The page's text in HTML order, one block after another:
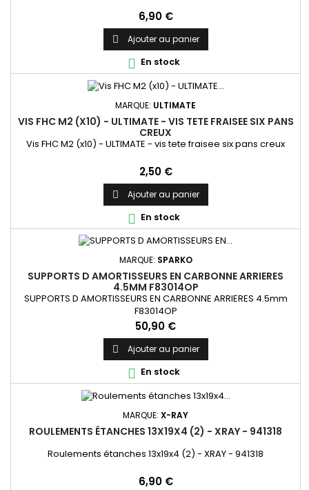
Prix
6,90 €
 Ajouter au panier
 En stock
MARQUE: ULTIMATE
VIS FHC M2 (X10) - ULTIMATE - VIS TETE FRAISEE SIX PANS
CREUX
Vis FHC M2 (x10) - ULTIMATE - vis tete fraisee six pans creux
Prix
2,50 €
 Ajouter au panier
 En stock
MARQUE: SPARKO
SUPPORTS D AMORTISSEURS EN CARBONNE ARRIERES
4.5MM F83014OP
SUPPORTS D AMORTISSEURS EN CARBONNE ARRIERES 4.5mm
F83014OP
Prix
50,90 €
 Ajouter au panier
 En stock
MARQUE: X-RAY
ROULEMENTS ÉTANCHES 13X19X4 (2) - XRAY - 941318
Roulements étanches 13x19x4 (2) - XRAY - 941318
Prix
6,90 €